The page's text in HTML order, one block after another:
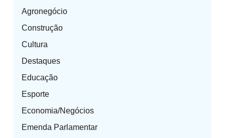
Agronegócio
Construção
Cultura
Destaques
Educação
Esporte
Economia/Negócios
Emenda Parlamentar